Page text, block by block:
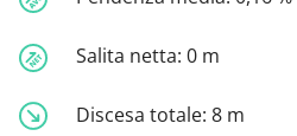
Salita netta: 0 m
Discesa totale: 8 m